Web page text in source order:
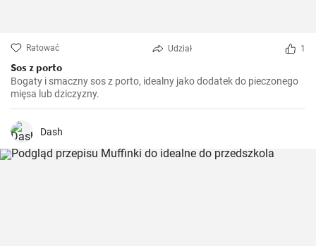
Ratować Udział 1
Sos z porto
Bogaty i smaczny sos z porto, idealny jako dodatek do pieczonego
mięsa lub dziczyzny.
Dash